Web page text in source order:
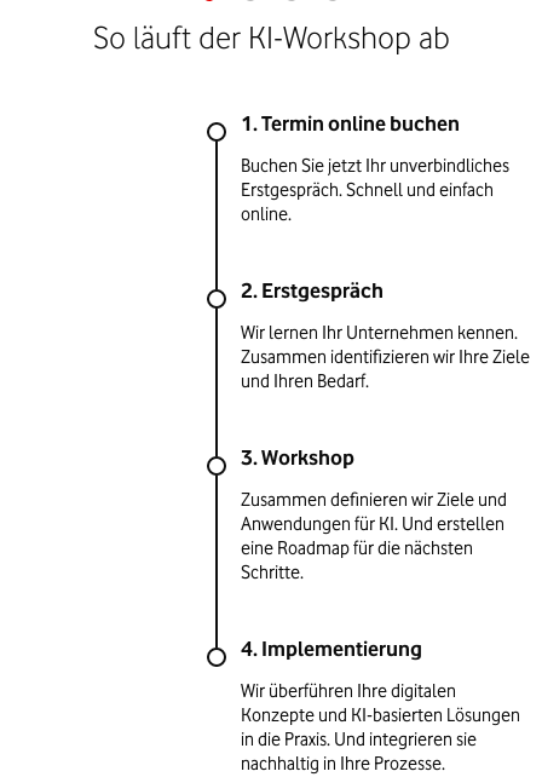
So läuft der KI-Workshop ab
1. Termin online buchen
Buchen Sie jetzt Ihr unverbindliches
Erstgespräch. Schnell und einfach
online.
2. Erstgespräch
Wir lernen Ihr Unternehmen kennen.
Zusammen identifizieren wir Ihre Ziele
und Ihren Bedarf.
3. Workshop
Zusammen definieren wir Ziele und
Anwendungen für KI. Und erstellen
eine Roadmap für die nächsten
Schritte.
4. Implementierung
Wir überführen Ihre digitalen
Konzepte und KI-basierten Lösungen
in die Praxis. Und integrieren sie
nachhaltig in Ihre Prozesse.